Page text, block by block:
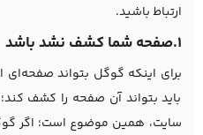
ارتباط باشید.
1.صفحه شما کشف نشد باشد
برای اینکه گوگل بتواند صفحه‌ای
باید بتواند آن صفحه را کشف
سایت، همین موضوع است؛ اگر